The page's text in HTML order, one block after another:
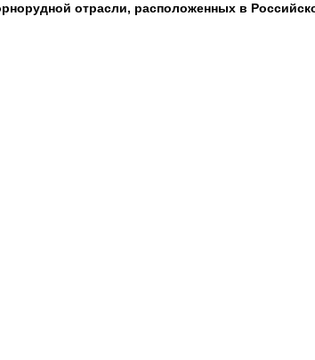
отрасли, расположенных в